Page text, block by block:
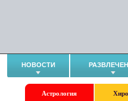
НОВОСТИ
Астрология